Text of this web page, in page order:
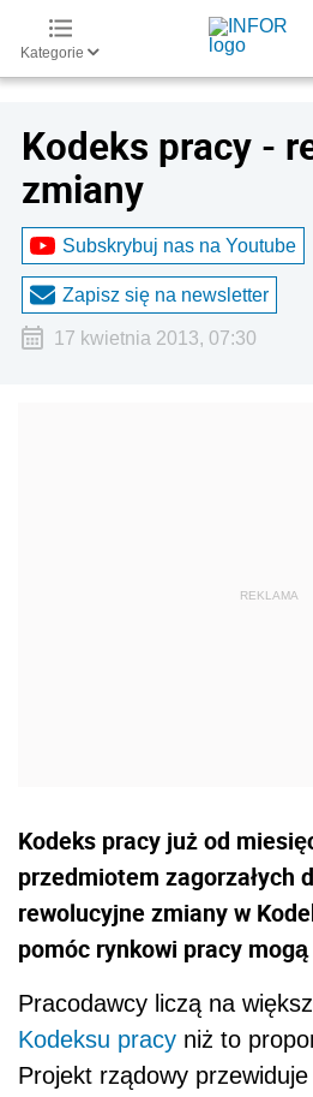
Kategorie
Kodeks pracy -
zmiany
Subskrybuj nas na Youtube
Zapisz się na newsletter
17 kwietnia 2013, 07:30
Kodeks pracy już od
przedmiotem zagorzałych
rewolucyjne zmiany w
pomóc rynkowi pracy
Pracodawcy liczą na
Kodeksu pracy niż to
Projekt rządowy przewiduje